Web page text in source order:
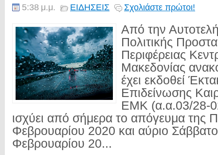
5:38 μ.μ. ΕΙΔΗΣΕΙΣ Σχολιάστε πρώτοι!
Από την
Πολιτικής
Περιφέρειας
Μακεδονίας
έχει εκδοθεί
Επιδείνωσης
ΕΜΚ (α.α.03/28-
ισχύει από σήμερα το απόγευμα της
Φεβρουαρίου 2020 και αύριο
Φεβρουαρίου 20...